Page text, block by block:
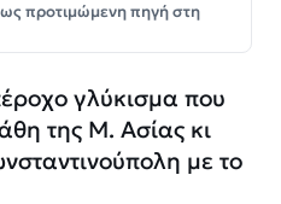
προτιμώμενη πηγή στη
γλύκισμα που
της Μ. Ασίας κι
με το